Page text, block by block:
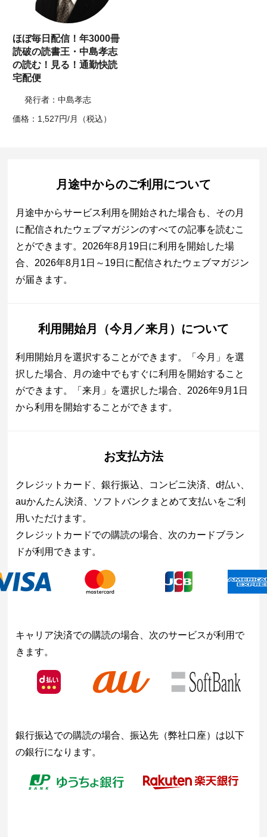
ほぼ毎日配信！年3000冊
読破の読書王・中島孝志
の読む！見る！通勤快読
宅配便
発行者：中島孝志
価格：1,527円/月（税込）
月途中からのご利用について
月途中からサービス利用を開始された場合も、その月
に配信されたウェブマガジンのすべての記事を読むこ
とができます。2026年8月19日に利用を開始した場
合、2026年8月1日～19日に配信されたウェブマガジン
が届きます。
利用開始月（今月／来月）について
利用開始月を選択することができます。「今月」を選
択した場合、月の途中でもすぐに利用を開始すること
ができます。「来月」を選択した場合、2026年9月1日
から利用を開始することができます。
お支払方法
クレジットカード、銀行振込、コンビニ決済、d払い、
auかんたん決済、ソフトバンクまとめて支払いをご利
用いただけます。
クレジットカードでの購読の場合、次のカードブラン
ドが利用できます。
キャリア決済での購読の場合、次のサービスが利用で
きます。
銀行振込での購読の場合、振込先（弊社口座）は以下
の銀行になります。